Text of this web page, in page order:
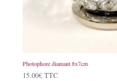
Photophore diamant 8x7cm
15.00€ TTC